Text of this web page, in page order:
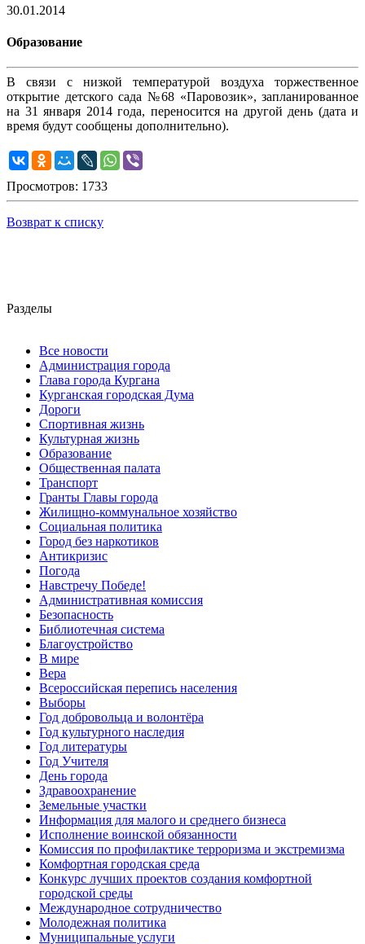
30.01.2014
Образование
В связи с низкой температурой воздуха торжественное
открытие детского сада №68 «Паровозик», запланированное
на 31 января 2014 года, переносится на другой день (дата и
время будут сообщены дополнительно).
Просмотров: 1733
Возврат к списку
Разделы
Все новости
Администрация города
Глава города Кургана
Курганская городская Дума
Дороги
Спортивная жизнь
Культурная жизнь
Образование
Общественная палата
Транспорт
Гранты Главы города
Жилищно-коммунальное хозяйство
Социальная политика
Город без наркотиков
Антикризис
Погода
Навстречу Победе!
Административная комиссия
Безопасность
Библиотечная система
Благоустройство
В мире
Вера
Всероссийская перепись населения
Выборы
Год добровольца и волонтёра
Год культурного наследия
Год литературы
Год Учителя
День города
Здравоохранение
Земельные участки
Информация для малого и среднего бизнеса
Исполнение воинской обязанности
Комиссия по профилактике терроризма и экстремизма
Комфортная городская среда
Конкурс лучших проектов создания комфортной
городской среды
Международное сотрудничество
Молодежная политика
Муниципальные услуги